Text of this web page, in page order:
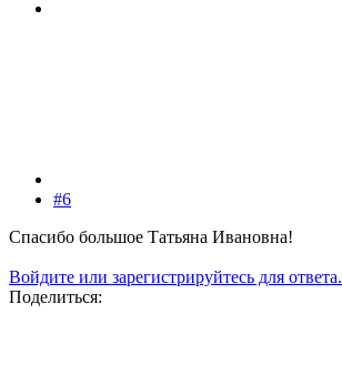
#6
Спасибо большое Татьяна Ивановна!
Войдите или зарегистрируйтесь для ответа.
Поделиться: